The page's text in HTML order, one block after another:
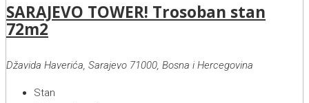
SARAJEVO TOWER! Trosoban stan
72m2
Džavida Haverića, Sarajevo 71000, Bosna i Hercegovina
Stan